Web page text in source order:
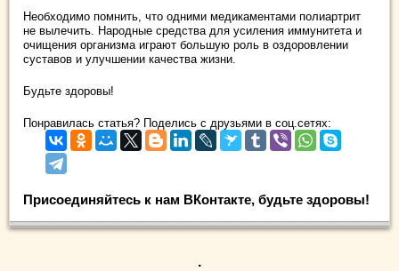
Необходимо помнить, что одними медикаментами полиартрит
не вылечить. Народные средства для усиления иммунитета и
очищения организма играют большую роль в оздоровлении
суставов и улучшении качества жизни.
Будьте здоровы!
Понравилась статья? Поделись с друзьями в соц.сетях:
Присоединяйтесь к нам ВКонтакте, будьте здоровы!
.